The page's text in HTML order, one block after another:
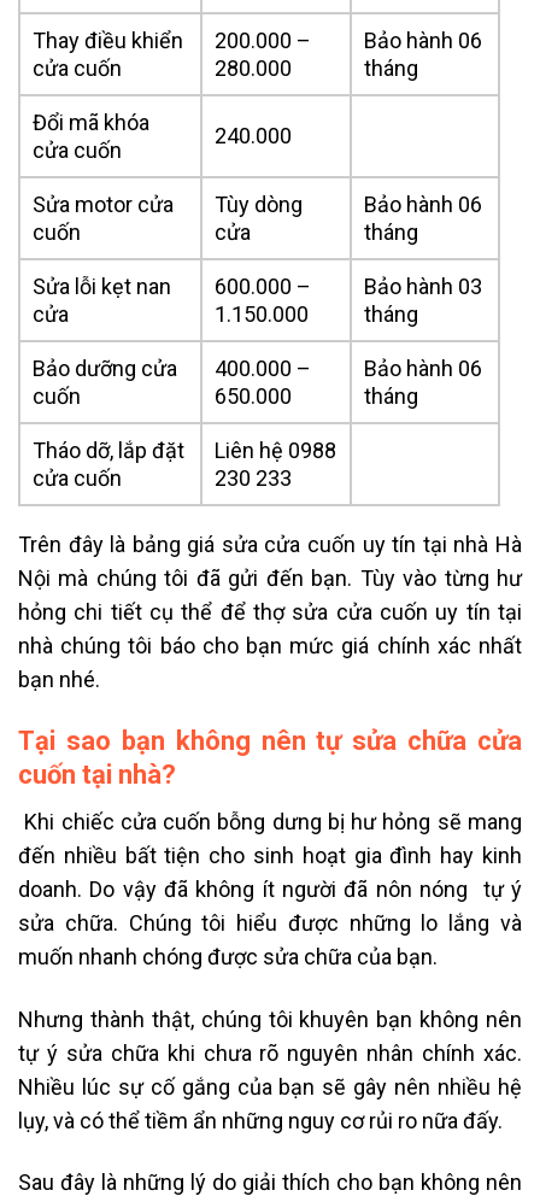
Thay điều khiển
cửa cuốn
200.000 –
280.000
Bảo hành 06
tháng
Đổi mã khóa
cửa cuốn
240.000
Sửa motor cửa
cuốn
Tùy dòng
cửa
Bảo hành 06
tháng
Sửa lỗi kẹt nan
cửa
600.000 –
1.150.000
Bảo hành 03
tháng
Bảo dưỡng cửa
cuốn
400.000 –
650.000
Bảo hành 06
tháng
Tháo dỡ, lắp đặt
cửa cuốn
Liên hệ 0988
230 233
Trên đây là bảng giá sửa cửa cuốn uy tín tại nhà Hà
Nội mà chúng tôi đã gửi đến bạn. Tùy vào từng hư
hỏng chi tiết cụ thể để thợ sửa cửa cuốn uy tín tại
nhà chúng tôi báo cho bạn mức giá chính xác nhất
bạn nhé.
Tại sao bạn không nên tự sửa chữa cửa
cuốn tại nhà?
Khi chiếc cửa cuốn bỗng dưng bị hư hỏng sẽ mang
đến nhiều bất tiện cho sinh hoạt gia đình hay kinh
doanh. Do vậy đã không ít người đã nôn nóng tự ý
sửa chữa. Chúng tôi hiểu được những lo lắng và
muốn nhanh chóng được sửa chữa của bạn.
Nhưng thành thật, chúng tôi khuyên bạn không nên
tự ý sửa chữa khi chưa rõ nguyên nhân chính xác.
Nhiều lúc sự cố gắng của bạn sẽ gây nên nhiều hệ
lụy, và có thể tiềm ẩn những nguy cơ rủi ro nữa đấy.
Sau đây là những lý do giải thích cho bạn không nên